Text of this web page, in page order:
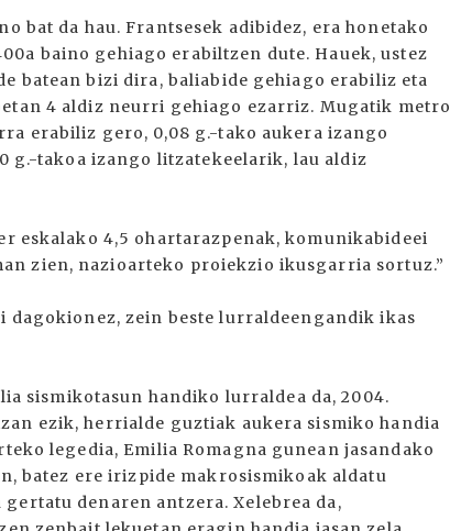
bat da hau. Frantsesek adibidez, era honetako
baino gehiago erabiltzen dute. Hauek, ustez
batean bizi dira, baliabide gehiago erabiliz eta
4 aldiz neurri gehiago ezarriz. Mugatik metro
erabiliz gero, 0,08 g.-tako aukera izango
g.-takoa izango litzatekeelarik, lau aldiz
eskalako 4,5 ohartarazpenak, komunikabideei
zien, nazioarteko proiekzio ikusgarria sortuz.”
zein beste lurraldeengandik ikas
sismikotasun handiko lurraldea da, 2004.
ezik, herrialde guztiak aukera sismiko handia
legedia, Emilia Romagna gunean jasandako
batez ere irizpide makrosismikoak aldatu
denaren antzera. Xelebrea da,